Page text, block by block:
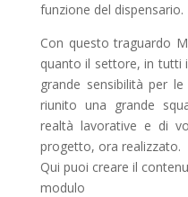
funzione del dispensario.
Con questo traguardo
quanto il settore, in tutti
grande sensibilità per
riunito una grande
realtà lavorative e di
progetto, ora realizzato.
Qui puoi creare il
modulo